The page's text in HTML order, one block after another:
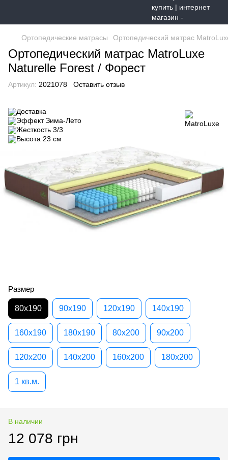
Ортопедические матрасы Ортопедический матрас
Ортопедический матрас MatroLuxe
Naturelle Forest / Форест
Артикул: 2021078 Оставить отзыв
Размер
80х190 90х190 120х190 140х190
160х190 180х190 80х200 90х200
120х200 140х200 160х200 180х200
1 кв.м.
В наличии
12 078 грн